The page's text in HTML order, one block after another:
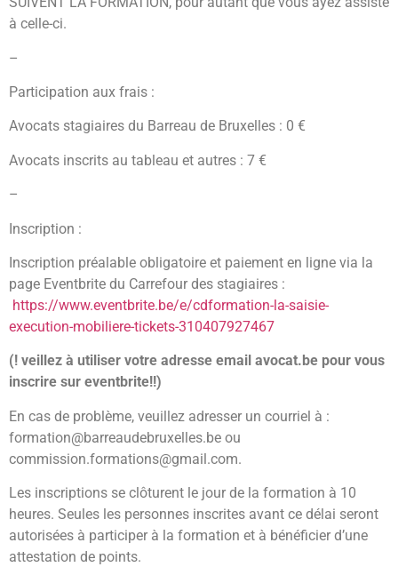
à celle-ci.
–
Participation aux frais :
Avocats stagiaires du Barreau de Bruxelles : 0 €
Avocats inscrits au tableau et autres : 7 €
–
Inscription :
Inscription préalable obligatoire et paiement en ligne via la
page Eventbrite du Carrefour des stagiaires :
https://www.eventbrite.be/e/cdformation-la-saisie-
execution-mobiliere-tickets-310407927467
(! veillez à utiliser votre adresse email avocat.be pour vous
inscrire sur eventbrite!!)
En cas de problème, veuillez adresser un courriel à :
formation@barreaudebruxelles.be ou
commission.formations@gmail.com.
Les inscriptions se clôturent le jour de la formation à 10
heures. Seules les personnes inscrites avant ce délai seront
autorisées à participer à la formation et à bénéficier d’une
attestation de points.